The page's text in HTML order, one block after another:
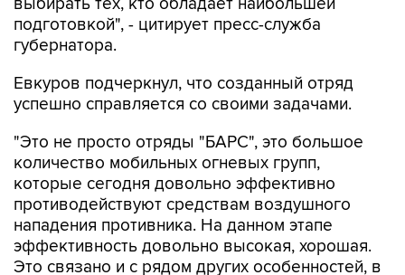
губернатора.
Евкуров подчеркнул, что созданный отряд
"Это не просто отряды "БАРС", это большое
которые сегодня довольно эффективно
противодействуют средствам воздушного
нападения противника. На данном этапе
эффективность довольно высокая, хорошая.
Это связано и с рядом других особенностей, в
том числе работой губернаторов по